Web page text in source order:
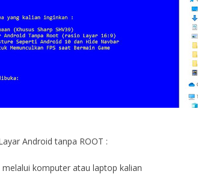
Android tanpa ROOT :
komputer atau laptop kalian